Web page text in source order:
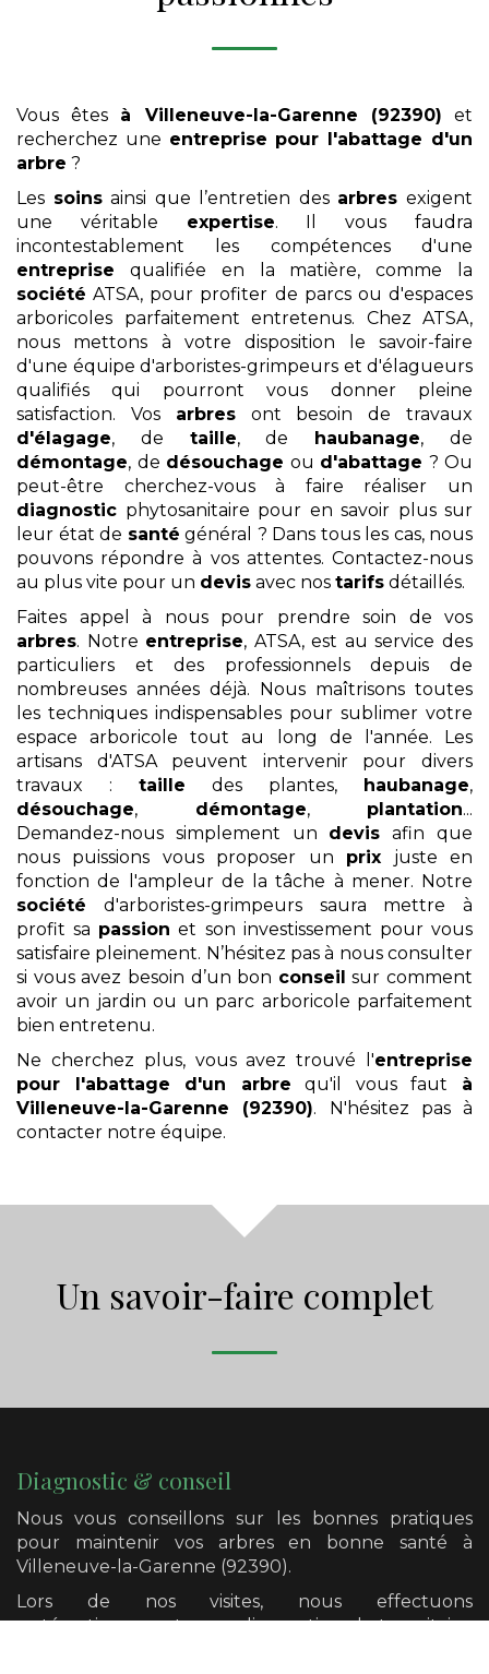
Vous êtes à Villeneuve-la-Garenne (92390) et
recherchez une entreprise pour l'abattage d'un
arbre ?
Les soinsainsi que l’entretien des arbres exigent
une véritable expertise. Il vous faudra
incontestablement les compétences d'une
entreprise qualifiée en la matière, comme la
société ATSA, pour profiter de parcs ou d'espaces
arboricoles parfaitement entretenus. Chez ATSA,
nous mettons à votre disposition le savoir-faire
d'une équipe d'arboristes-grimpeurs et d'élagueurs
qualifiés qui pourront vous donner pleine
satisfaction. Vos arbresont besoin de travaux
d'élagage, de taille, de haubanage, de
démontage, de désouchage ou d'abattage ? Ou
peut-être cherchez-vous à faire réaliser un
diagnostic phytosanitaire pour en savoir plus sur
leur état de santé général ? Dans tous les cas, nous
pouvons répondre à vos attentes. Contactez-nous
au plus vite pour un devis avec nos tarifs détaillés.
Faites appel à nous pour prendre soin de vos
arbres. Notre entreprise, ATSA, est au service des
particuliers et des professionnels depuis de
nombreuses années déjà. Nous maîtrisons toutes
les techniques indispensables pour sublimer votre
espace arboricole tout au long de l'année. Les
artisans d'ATSA peuvent intervenir pour divers
travaux : taille des plantes, haubanage,
désouchage, démontage, plantation...
Demandez-nous simplement un devis afin que
nous puissions vous proposer un prix juste en
fonction de l'ampleur de la tâche à mener. Notre
société d'arboristes-grimpeurs saura mettre à
profit sa passion et son investissement pour vous
satisfaire pleinement. N’hésitez pas à nous consulter
si vous avez besoin d’un bon conseil sur comment
avoir un jardin ou un parc arboricole parfaitement
bien entretenu.
Ne cherchez plus, vous avez trouvé l'entreprise
pour l'abattage d'un arbre qu'il vous faut à
Villeneuve-la-Garenne (92390). N'hésitez pas à
contacter notre équipe.
Un savoir-faire complet
Diagnostic & conseil
Nous vous conseillons sur les bonnes pratiques
pour maintenir vos arbres en bonne santé à
Villeneuve-la-Garenne (92390).
Lors de nos visites, nous effectuons
systématiquement un diagnostic phytosanitaire,